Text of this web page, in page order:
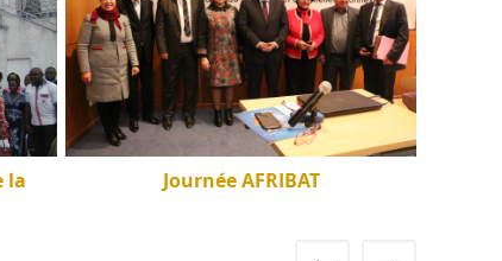
la
Journée AFRIBAT